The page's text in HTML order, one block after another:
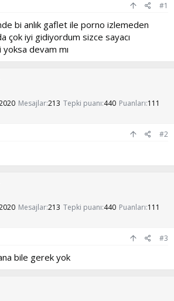
#1
bi anlık gaflet ile porno izlemeden
çok iyi gidiyordum sizce sayacı
yoksa devam mı
Mesajlar213 Tepki puanı 440 Puanları 111
#2
Mesajlar213 Tepki puanı 440 Puanları 111
#3
bile gerek yok